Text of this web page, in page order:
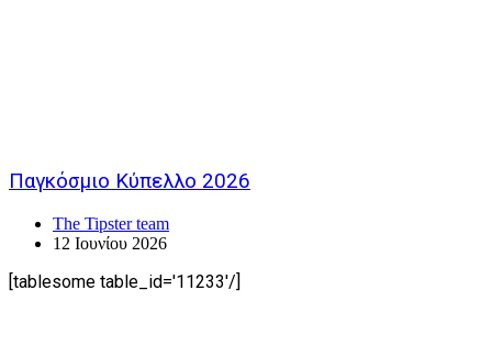
Παγκόσμιο Κύπελλο 2026
The Tipster team
12 Ιουνίου 2026
[tablesome table_id='11233'/]